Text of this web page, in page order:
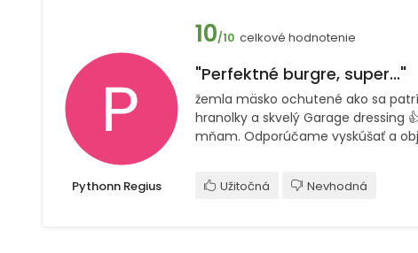
Pythonn Regius
10/10 celkové hodnotenie
"Perfektné burgre, super..."
žemla mäsko ochutené ako sa
hranolky a skvelý Garage dressing
mňam. Odporúčame vyskúšať a
Užitočná Nevhodná